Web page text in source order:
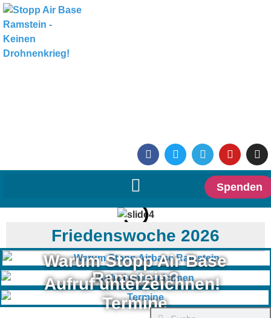
Spenden
Friedenswoche 2026
Warum Stopp Air Base
Ramstein?
Aufruf unterzeichnen!
Termine